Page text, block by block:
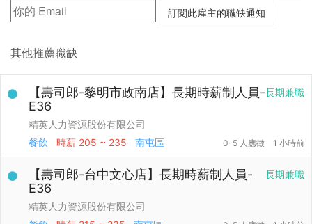
其他推薦職缺
長期兼職
【壽司郎-黎明市政南店】長期時薪制人員-
E36
精英人力資源股份有限公司
餐飲
時薪 205 ~ 235 南屯區 0-5 人應徵 1 小時前
長期兼職
【壽司郎-台中文心店】長期時薪制人員-
E36
精英人力資源股份有限公司